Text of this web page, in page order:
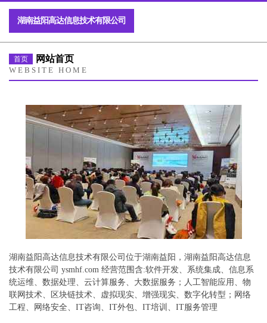
湖南益阳高达信息技术有限公司
首页 网站首页
WEBSITE HOME
湖南益阳高达信息技术有限公司位于湖南益阳，湖南益阳高达信息
技术有限公司 ysmhf.com 经营范围含:软件开发、系统集成、信息系
统运维、数据处理、云计算服务、大数据服务；人工智能应用、物
联网技术、区块链技术、虚拟现实、增强现实、数字化转型；网络
工程、网络安全、IT咨询、IT外包、IT培训、IT服务管理